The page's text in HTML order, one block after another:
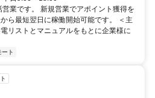
業です。 新規営業でアポイント獲得を
ら最短翌日に稼働開始可能です。 ＜主
リストとマニュアルをもとに企業様に
ート